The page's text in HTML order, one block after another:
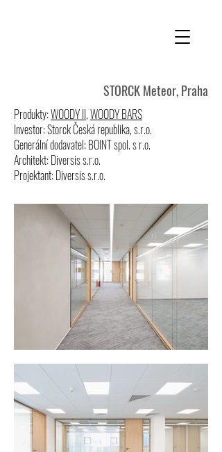
STORCK Meteor, Praha
Produkty:WOODY II,WOODY BARS
Investor: Storck Česká republika, s.r.o.
Generální dodavatel: BOINT spol. s r.o.
Architekt: Diversis s.r.o.
Projektant: Diversis s.r.o.